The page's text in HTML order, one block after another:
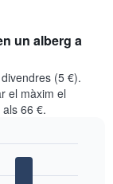
un alberg a
(5 €).
el màxim el
66 €.